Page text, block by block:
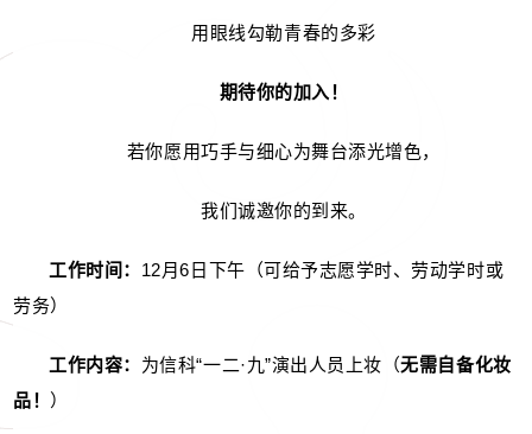
用眼线勾勒青春的多彩
期待你的加入！
若你愿用巧手与细心为舞台添光增色，
我们诚邀你的到来。
工作时间： 12月6日下午（可给予志愿学时、劳动学时或
劳务）
工作内容： 为信科“一二·九”演出人员上妆（无需自备化妆
品！ ）